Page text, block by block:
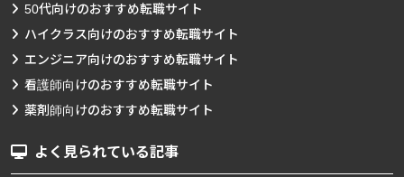
50代向けのおすすめ転職サイト
ハイクラス向けのおすすめ転職サイト
エンジニア向けのおすすめ転職サイト
看護師向けのおすすめ転職サイト
薬剤師向けのおすすめ転職サイト
よく見られている記事